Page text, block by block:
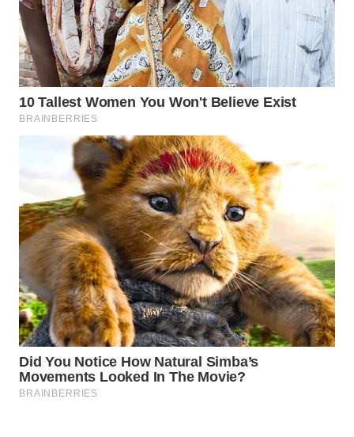
WAHANANEWS
CO ID
WAHANANEWS
NET
WAHANA
WAHANA
UMKM
WAHANA
SELEB
WAHANA
PERSONA
WAHANA
OTOMOTIF